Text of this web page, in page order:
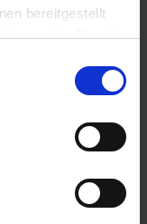
bereitgestellt
der Dienste